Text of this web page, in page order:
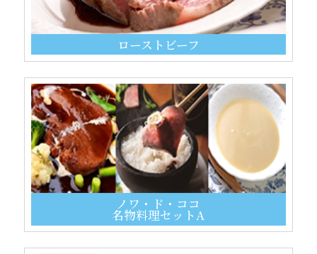
ローストビーフ
ノワ・ド・ココ
名物料理セットA